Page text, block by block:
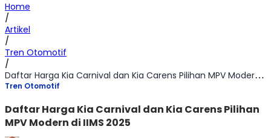
Home
/
Artikel
/
Tren Otomotif
/
Daftar Harga Kia Carnival dan Kia Carens Pilihan MPV Modern di IIMS 2025
Tren Otomotif
Daftar Harga Kia Carnival dan Kia Carens Pilihan
MPV Modern di IIMS 2025